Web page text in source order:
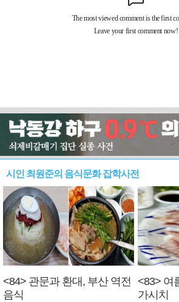
시인 최원준의 음식문화 잡학사전
<84> 관문과 환대, 부산 역전
음식
<83> 여
가시치